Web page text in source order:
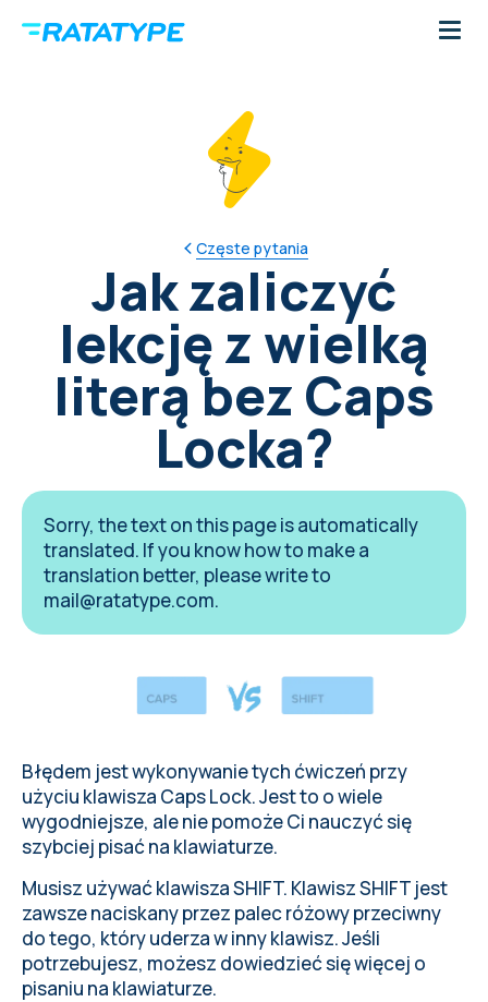
Częste pytania
Jak zaliczyć
lekcję z wielką
literą bez Caps
Locka?
Sorry, the text on this page is automatically
translated. If you know how to make a
translation better, please write to
mail@ratatype.com.
Błędem jest wykonywanie tych ćwiczeń przy
użyciu klawisza Caps Lock. Jest to o wiele
wygodniejsze, ale nie pomoże Ci nauczyć się
szybciej pisać na klawiaturze.
Musisz używać klawisza SHIFT. Klawisz SHIFT jest
zawsze naciskany przez palec różowy przeciwny
do tego, który uderza w inny klawisz. Jeśli
potrzebujesz, możesz dowiedzieć się więcej o
pisaniu na klawiaturze.